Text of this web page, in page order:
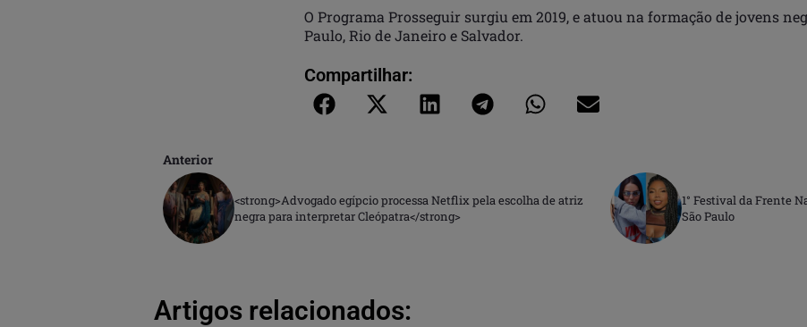
O Programa Prosseguir surgiu em 2019, e atuou na formação de jovens
Paulo, Rio de Janeiro e Salvador.
Compartilhar:
Anterior
<strong>Advogado egípcio processa Netflix pela escolha de atriz
negra para interpretar Cleópatra</strong>
1° Festival da Frente
São Paulo
Artigos relacionados: